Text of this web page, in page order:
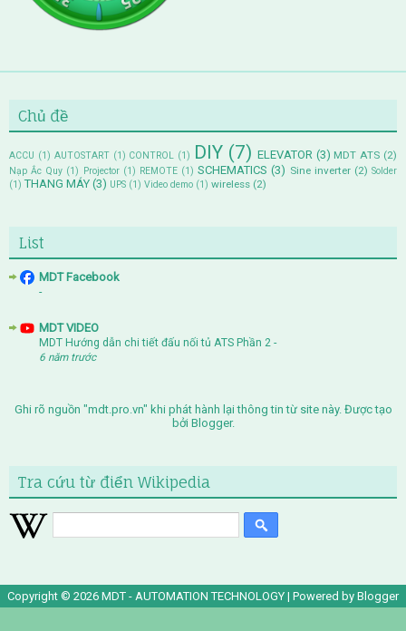
Chủ đề
ACCU (1) AUTOSTART (1) CONTROL (1) DIY (7) ELEVATOR (3) MDT ATS (2)
Nạp Ắc Quy (1) Projector (1) REMOTE (1) SCHEMATICS (3) Sine inverter (2) Solder
(1) THANG MÁY (3) UPS (1) Video demo (1) wireless (2)
List
MDT Facebook
-
MDT VIDEO
MDT Hướng dẫn chi tiết đấu nối tủ ATS Phần 2 -
6 năm trước
Ghi rõ nguồn "mdt.pro.vn" khi phát hành lại thông tin từ site này. Được tạo
bởi Blogger.
Tra cứu từ điển Wikipedia
Copyright © 2026 MDT - AUTOMATION TECHNOLOGY | Powered by Blogger